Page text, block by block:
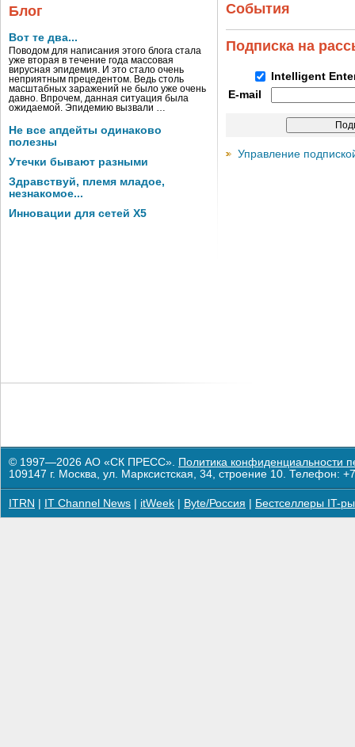
Блог
Вот те два...
Поводом для написания этого блога стала
уже вторая в течение года массовая
вирусная эпидемия. И это стало очень
неприятным прецедентом. Ведь столь
масштабных заражений не было уже очень
давно. Впрочем, данная ситуация была
ожидаемой. Эпидемию вызвали …
Не все апдейты одинаково
полезны
Утечки бывают разными
Здравствуй, племя младое,
незнакомое...
Инновации для сетей X5
События
Подписка на
Intelligent
E-mail
Управление
© 1997—2026 АО «СК ПРЕСС». Политика конфиденциальности
109147 г. Москва, ул. Марксистская, 34, строение 10. Телефон:
ITRN IT Channel News itWeek Byte/Россия Бестселлеры IT-